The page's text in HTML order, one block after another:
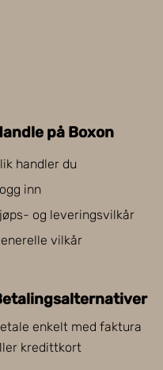
på Boxon
handler du
inn
og leveringsvilkår
vilkår
enkelt med faktura
kredittkort